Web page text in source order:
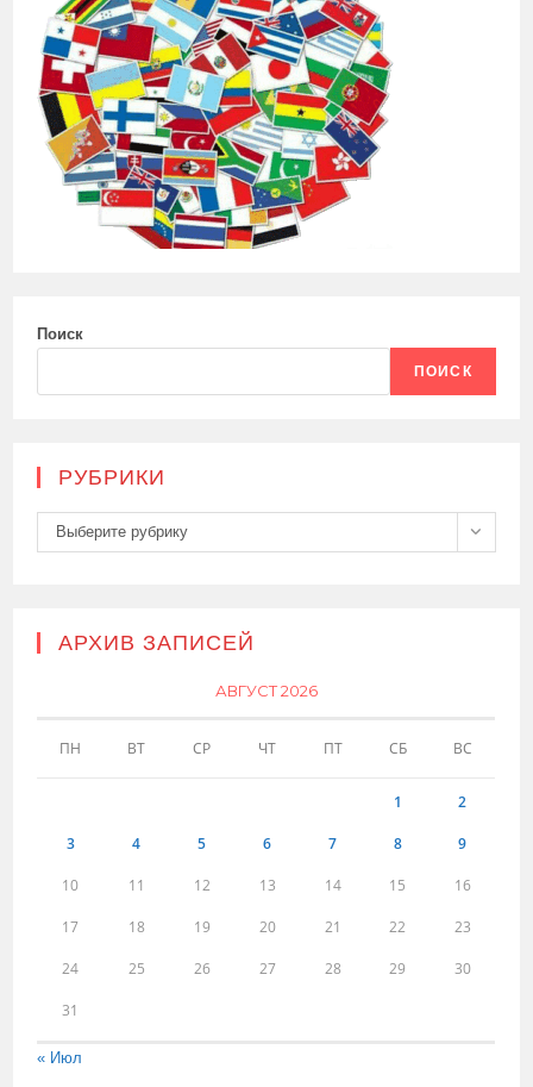
Поиск
ПОИСК
РУБРИКИ
Рубрики
Выберите рубрику
АРХИВ ЗАПИСЕЙ
АВГУСТ 2026
ПН ВТ СР ЧТ ПТ СБ ВС
1 2
3 4 5 6 7 8 9
10 11 12 13 14 15 16
17 18 19 20 21 22 23
24 25 26 27 28 29 30
31
« Июл